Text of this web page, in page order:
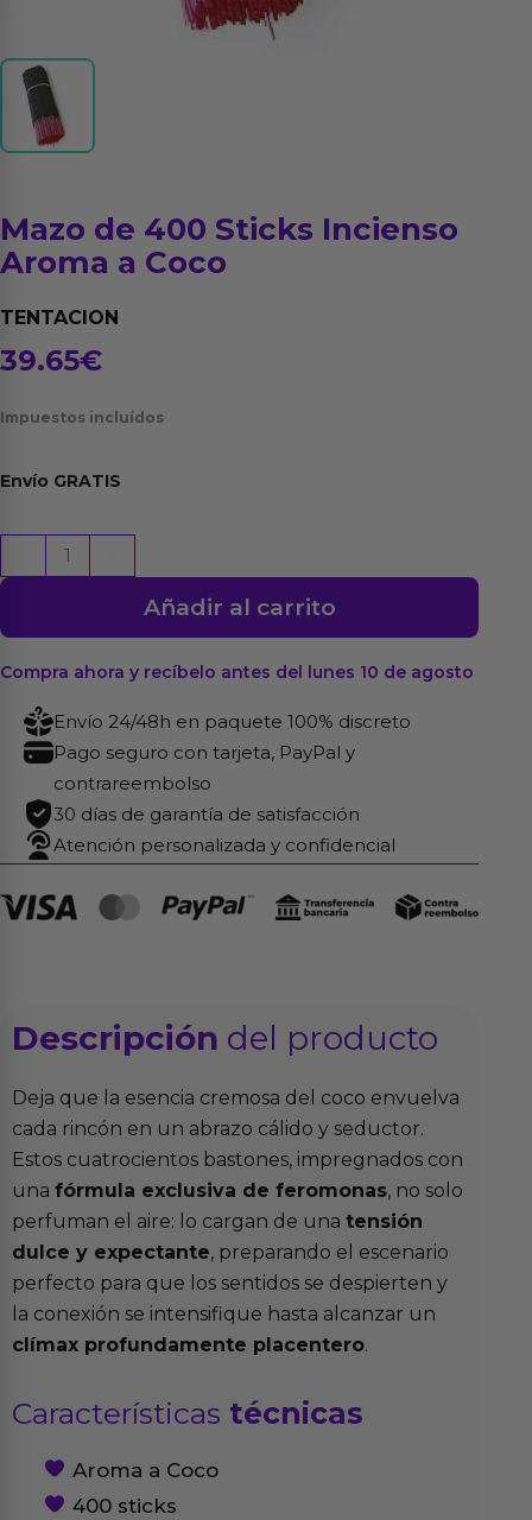
Mazo de 400 Sticks Incienso
Aroma a Coco
TENTACION
39.65€
Impuestos incluídos
Envío GRATIS
de
Sticks
Incienso
Aroma
Coco
cantidad
Añadir al carrito
Compra ahora y recíbelo antes del lunes 10 de agosto
Envío 24/48h en paquete 100% discreto
Pago seguro con tarjeta, PayPal y
contrareembolso
30 días de garantía de satisfacción
Atención personalizada y confidencial
Descripción del producto
Deja que la esencia cremosa del coco envuelva
cada rincón en un abrazo cálido y seductor.
Estos cuatrocientos bastones, impregnados con
una fórmula exclusiva de feromonas, no solo
perfuman el aire: lo cargan de una tensión
dulce y expectante, preparando el escenario
perfecto para que los sentidos se despierten y
la conexión se intensifique hasta alcanzar un
clímax profundamente placentero.
Características técnicas
Aroma a Coco
400 sticks